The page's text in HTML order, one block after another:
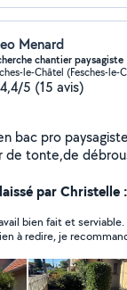
Menard
chantier paysagiste
le-Châtel (Fesches-le-
4,4/5 (15 avis)
bac pro
tonte,de
un jeune
heureux de
De même
aménagement
des services
émulsion bi-
par Christelle
bien fait et
à redire, je